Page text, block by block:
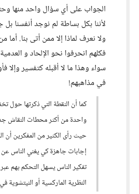
الجواب على أي سؤال واحد منها
لأننا بكل بساطة لم نوجد أنفسنا
ولا نعرف لماذا إلا ممن أتى بنا.
فكلهم انحرفوا نحو الإلحاد و
سواء وهذا ما لا أقبله كتفسير وإلا
في مذاهبهم!
كما أن النقطة التي ذكرتها حول
واحدة من أكثر محطات النقاش
حيث رأى الكثير من المفكرين أن
إجابات جاهزة كي يغني الناس عن
تفكير الناس يسهل التحكم بهم
النظرية الماركسية أو النيتشوية